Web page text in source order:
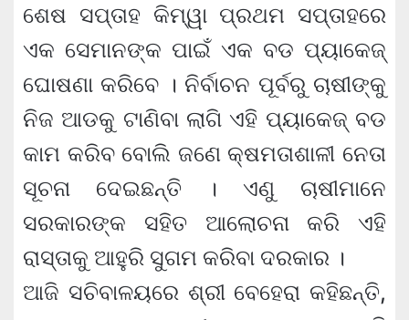
ଶେଷ ସପ୍ତାହ କିମ୍ୱା ପ୍ରଥମ ସପ୍ତାହରେ
ଏକ ସେମାନଙ୍କ ପାଇଁ ଏକ ବଡ ପ୍ୟାକେଜ୍‍
ଘୋଷଣା କରିବେ । ନିର୍ବାଚନ ପୂର୍ବରୁ ଚାଷୀଙ୍କୁ
ନିଜ ଆଡକୁ ଟାଣିବା ଲାଗି ଏହି ପ୍ୟାକେଜ୍‍ ବଡ
କାମ କରିବ ବୋଲି ଜଣେ କ୍ଷମତାଶାଳୀ ନେତା
ସୂଚନା ଦେଇଛନ୍ତି । ଏଣୁ ଚାଷୀମାନେ
ସରକାରଙ୍କ ସହିତ ଆଲୋଚନା କରି ଏହି
ରାସ୍ତାକୁ ଆହୁରି ସୁଗମ କରିବା ଦରକାର ।
ଆଜି ସଚିବାଳୟରେ ଶ୍ରୀ ବେହେରା କହିଛନ୍ତି,